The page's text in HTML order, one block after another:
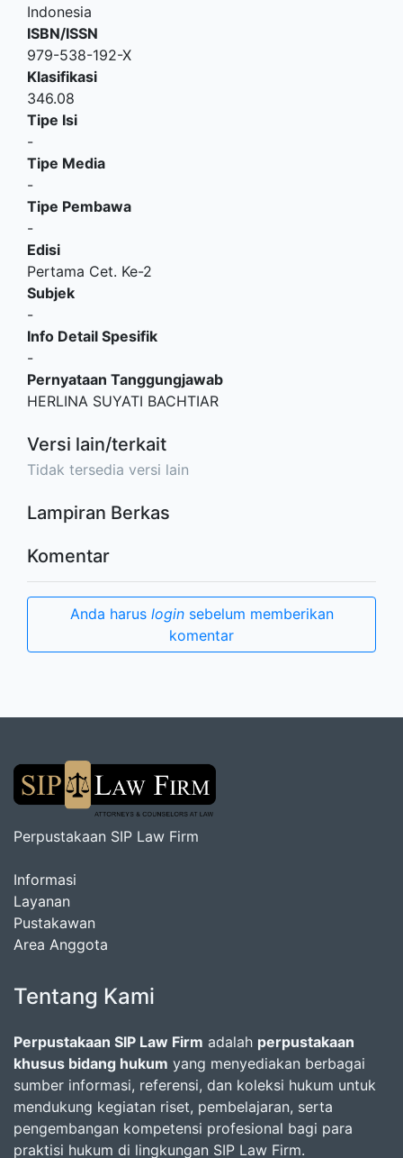
Indonesia
ISBN/ISSN
979-538-192-X
Klasifikasi
346.08
Tipe Isi
-
Tipe Media
-
Tipe Pembawa
-
Edisi
Pertama Cet. Ke-2
Subjek
-
Info Detail Spesifik
-
Pernyataan Tanggungjawab
HERLINA SUYATI BACHTIAR
Versi lain/terkait
Tidak tersedia versi lain
Lampiran Berkas
Komentar
Anda harus loginsebelum memberikan
komentar
Perpustakaan SIP Law Firm
Informasi
Layanan
Pustakawan
Area Anggota
Tentang Kami
Perpustakaan SIP Law Firm adalah perpustakaan
khusus bidang hukum yang menyediakan berbagai
sumber informasi, referensi, dan koleksi hukum untuk
mendukung kegiatan riset, pembelajaran, serta
pengembangan kompetensi profesional bagi para
praktisi hukum di lingkungan SIP Law Firm.